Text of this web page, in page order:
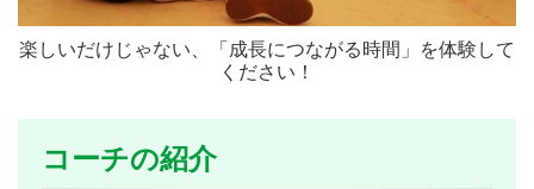
楽しいだけじゃない、「成長につながる時間」を体験して
ください！
コーチの紹介